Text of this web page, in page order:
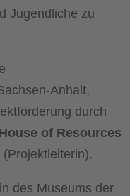
Jugendliche zu
Anhalt,
durch
of Resources
des Museums der